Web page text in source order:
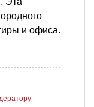
и офиса.